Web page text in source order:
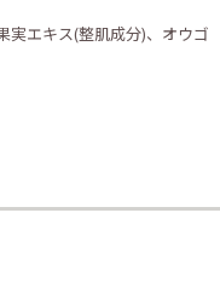
実エキス(整肌成分)、オウゴ